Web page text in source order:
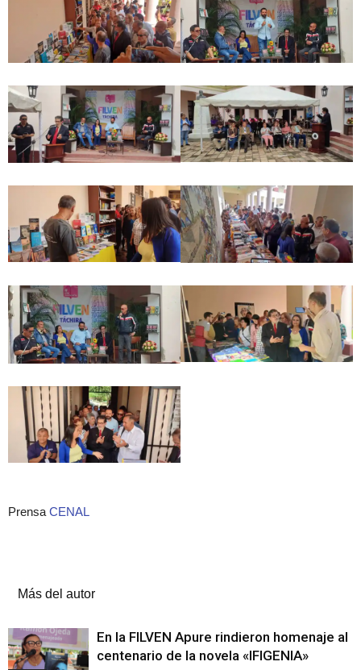
Prensa CENAL
Más del autor
En la FILVEN Apure rindieron homenaje al
centenario de la novela «IFIGENIA»